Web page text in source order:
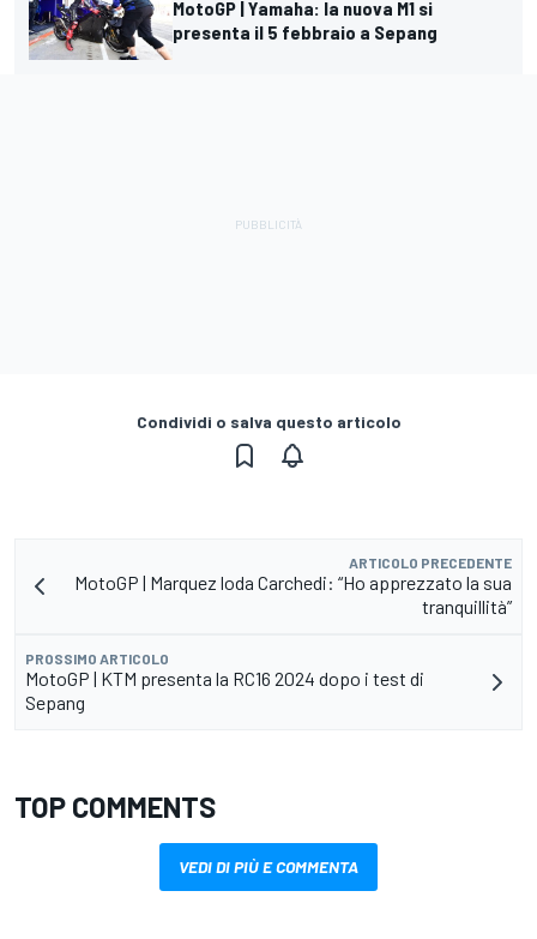
MotoGP | Yamaha: la nuova M1 si
presenta il 5 febbraio a Sepang
Condividi o salva questo articolo
ARTICOLO PRECEDENTE
MotoGP | Marquez loda Carchedi: “Ho apprezzato la sua
tranquillità”
PROSSIMO ARTICOLO
MotoGP | KTM presenta la RC16 2024 dopo i test di
Sepang
TOP COMMENTS
VEDI DI PIÙ E COMMENTA